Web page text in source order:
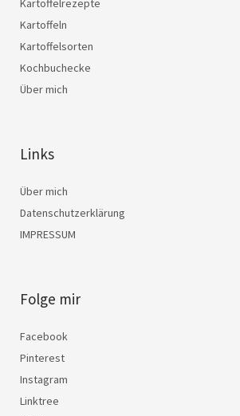
Kartoffelrezepte
Kartoffeln
Kartoffelsorten
Kochbuchecke
Über mich
Links
Über mich
Datenschutzerklärung
IMPRESSUM
Folge mir
Facebook
Pinterest
Instagram
Linktree